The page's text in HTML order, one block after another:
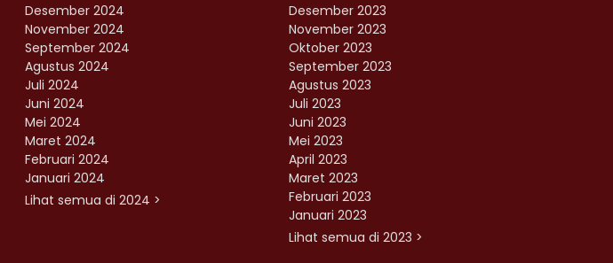
Desember 2024
November 2024
September 2024
Agustus 2024
Juli 2024
Juni 2024
Mei 2024
Maret 2024
Februari 2024
Januari 2024
Lihat semua di 2024 >
Desember 2023
November 2023
Oktober 2023
September 2023
Agustus 2023
Juli 2023
Juni 2023
Mei 2023
April 2023
Maret 2023
Februari 2023
Januari 2023
Lihat semua di 2023 >